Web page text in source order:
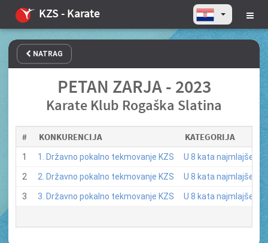
KZS - Karate
NATRAG
PETAN ZARJA - 2023
Karate Klub Rogaška Slatina
# KONKURENCIJA KATEGORIJA
1 1. Državno pokalno tekmovanje KZS U 8 kata najmlajše (8)
2 2. Državno pokalno tekmovanje KZS U 8 kata najmlajše
3 3. Državno pokalno tekmovanje KZS U 8 kata najmlajše (7)